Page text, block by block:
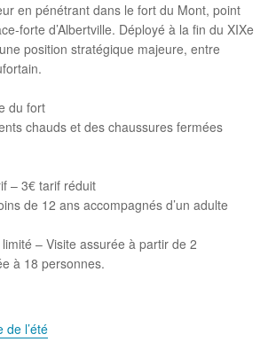
en pénétrant dans le fort du Mont, point
forte d’Albertville. Déployé à la fin du XIXe
position stratégique majeure, entre
du fort
chauds et des chaussures fermées
– 3€ tarif réduit
de 12 ans accompagnés d’un adulte
– Visite assurée à partir de 2
à 18 personnes.
de l’été